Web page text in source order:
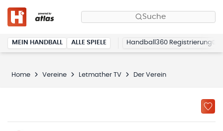
Suche
MEIN HANDBALL ALLE SPIELE Handball360 Registrierung
Home Vereine Letmather TV Der Verein